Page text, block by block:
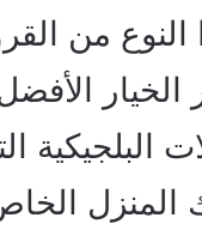
النوع من
الخيار
البلجيكية
المنزل